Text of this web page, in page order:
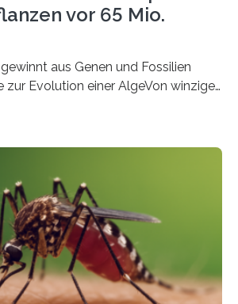
vor 65 Mio.
aus Genen und Fossilien
zur Evolution einer AlgeVon winzigen
zu den komplexesten
Hunderten von Millionen Jahren
sticht eine Gruppe heraus,
der Natur vorkommt: die
Einige Arten
aus Zellfäden dichte Geflechte
Gestalt. Was auffällig ist: Die